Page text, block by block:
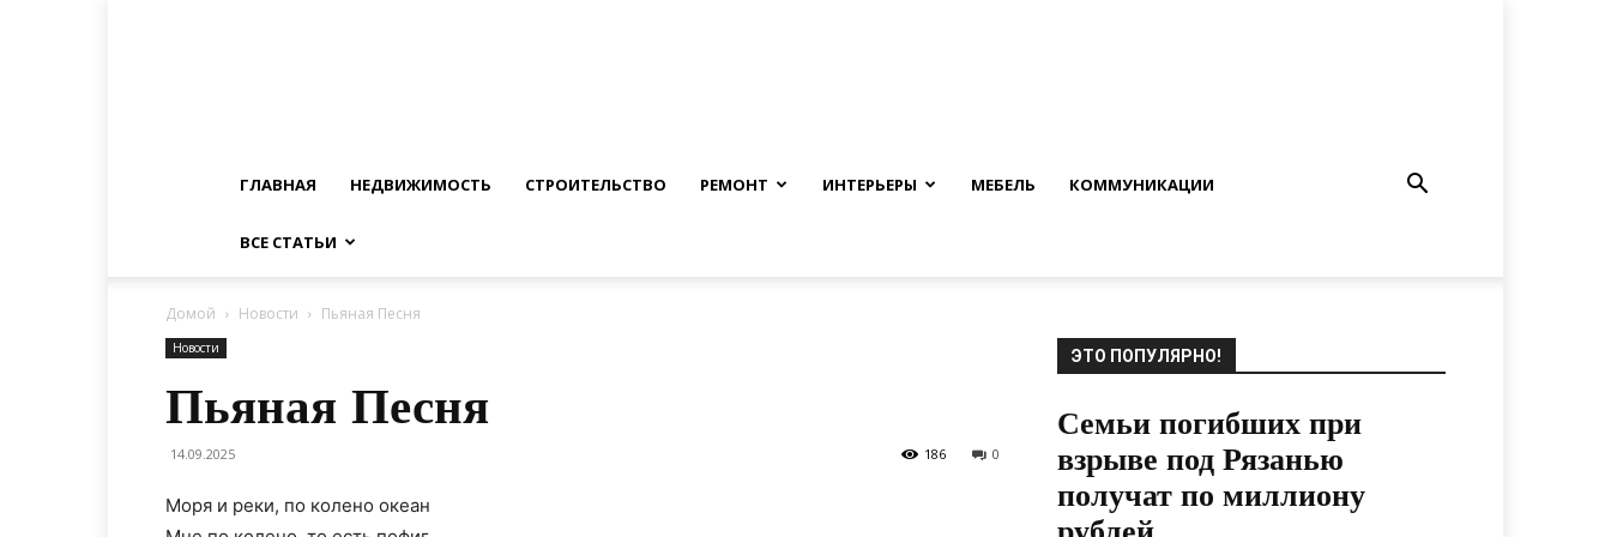
ГЛАВНАЯ НЕДВИЖИМОСТЬ СТРОИТЕЛЬСТВО РЕМОНТ ИНТЕРЬЕРЫ МЕБЕЛЬ КОММУНИКАЦИИ
ВСЕ СТАТЬИ
Домой Новости Пьяная Песня
Новости
Пьяная Песня
14.09.2025 0
186
Моря и реки, по колено океан
ЭТО ПОПУЛЯРНО!
Семьи погибших при
взрыве под Рязанью
получат по миллиону